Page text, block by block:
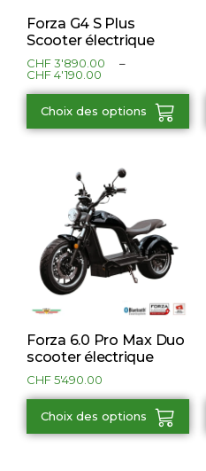
Forza G4 S Plus
Scooter électrique
CHF3'890.00
–
CHF4'190.00
Choix des options
Forza 6.0 Pro Max Duo
scooter électrique
CHF5'490.00
Choix des options